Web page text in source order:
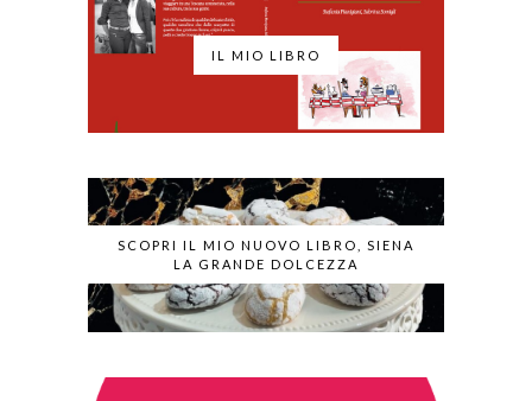
IL MIO LIBRO
SCOPRI IL MIO NUOVO LIBRO, SIENA
LA GRANDE DOLCEZZA